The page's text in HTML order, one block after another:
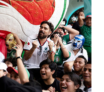
19:25Путин
первый
«Единой России» в
19:15Путин обсудил с
подготовку к
дню голосования
18:56Wildberries